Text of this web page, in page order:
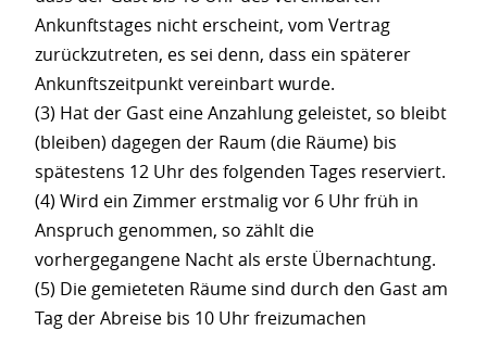
Ankunftstages nicht erscheint, vom Vertrag
zurückzutreten, es sei denn, dass ein späterer
Ankunftszeitpunkt vereinbart wurde.
(3) Hat der Gast eine Anzahlung geleistet, so bleibt
(bleiben) dagegen der Raum (die Räume) bis
spätestens 12 Uhr des folgenden Tages reserviert.
(4) Wird ein Zimmer erstmalig vor 6 Uhr früh in
Anspruch genommen, so zählt die
vorhergegangene Nacht als erste Übernachtung.
(5) Die gemieteten Räume sind durch den Gast am
Tag der Abreise bis 10 Uhr freizumachen